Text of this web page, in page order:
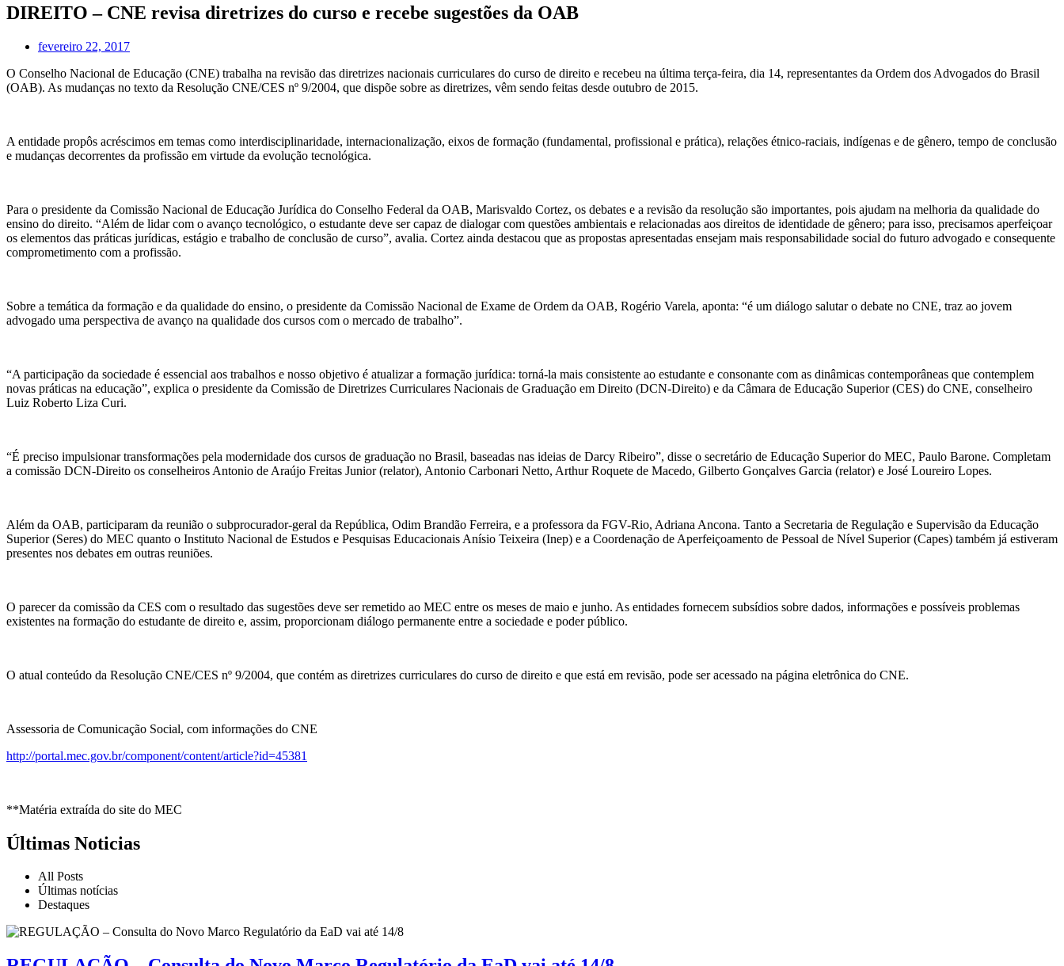
DIREITO – CNE revisa diretrizes do curso e recebe sugestões da OAB
fevereiro 22, 2017
O Conselho Nacional de Educação (CNE) trabalha na revisão das diretrizes nacionais curriculares do curso de direito e recebeu na última terça-feira, dia 14, representantes da Ordem dos Advogados do Brasil
(OAB). As mudanças no texto da Resolução CNE/CES nº 9/2004, que dispõe sobre as diretrizes, vêm sendo feitas desde outubro de 2015.
A entidade propôs acréscimos em temas como interdisciplinaridade, internacionalização, eixos de formação (fundamental, profissional e prática), relações étnico-raciais, indígenas e de gênero, tempo de conclusão
e mudanças decorrentes da profissão em virtude da evolução tecnológica.
Para o presidente da Comissão Nacional de Educação Jurídica do Conselho Federal da OAB, Marisvaldo Cortez, os debates e a revisão da resolução são importantes, pois ajudam na melhoria da qualidade do
ensino do direito. “Além de lidar com o avanço tecnológico, o estudante deve ser capaz de dialogar com questões ambientais e relacionadas aos direitos de identidade de gênero; para isso, precisamos aperfeiçoar
os elementos das práticas jurídicas, estágio e trabalho de conclusão de curso”, avalia. Cortez ainda destacou que as propostas apresentadas ensejam mais responsabilidade social do futuro advogado e consequente
comprometimento com a profissão.
Sobre a temática da formação e da qualidade do ensino, o presidente da Comissão Nacional de Exame de Ordem da OAB, Rogério Varela, aponta: “é um diálogo salutar o debate no CNE, traz ao jovem
advogado uma perspectiva de avanço na qualidade dos cursos com o mercado de trabalho”.
“A participação da sociedade é essencial aos trabalhos e nosso objetivo é atualizar a formação jurídica: torná-la mais consistente ao estudante e consonante com as dinâmicas contemporâneas que contemplem
novas práticas na educação”, explica o presidente da Comissão de Diretrizes Curriculares Nacionais de Graduação em Direito (DCN-Direito) e da Câmara de Educação Superior (CES) do CNE, conselheiro
Luiz Roberto Liza Curi.
“É preciso impulsionar transformações pela modernidade dos cursos de graduação no Brasil, baseadas nas ideias de Darcy Ribeiro”, disse o secretário de Educação Superior do MEC, Paulo Barone. Completam
a comissão DCN-Direito os conselheiros Antonio de Araújo Freitas Junior (relator), Antonio Carbonari Netto, Arthur Roquete de Macedo, Gilberto Gonçalves Garcia (relator) e José Loureiro Lopes.
Além da OAB, participaram da reunião o subprocurador-geral da República, Odim Brandão Ferreira, e a professora da FGV-Rio, Adriana Ancona. Tanto a Secretaria de Regulação e Supervisão da Educação
Superior (Seres) do MEC quanto o Instituto Nacional de Estudos e Pesquisas Educacionais Anísio Teixeira (Inep) e a Coordenação de Aperfeiçoamento de Pessoal de Nível Superior (Capes) também já estiveram
presentes nos debates em outras reuniões.
O parecer da comissão da CES com o resultado das sugestões deve ser remetido ao MEC entre os meses de maio e junho. As entidades fornecem subsídios sobre dados, informações e possíveis problemas
existentes na formação do estudante de direito e, assim, proporcionam diálogo permanente entre a sociedade e poder público.
O atual conteúdo da Resolução CNE/CES nº 9/2004, que contém as diretrizes curriculares do curso de direito e que está em revisão, pode ser acessado na página eletrônica do CNE.
Assessoria de Comunicação Social, com informações do CNE
http://portal.mec.gov.br/component/content/article?id=45381
**Matéria extraída do site do MEC
Últimas Noticias
All Posts
Últimas notícias
Destaques